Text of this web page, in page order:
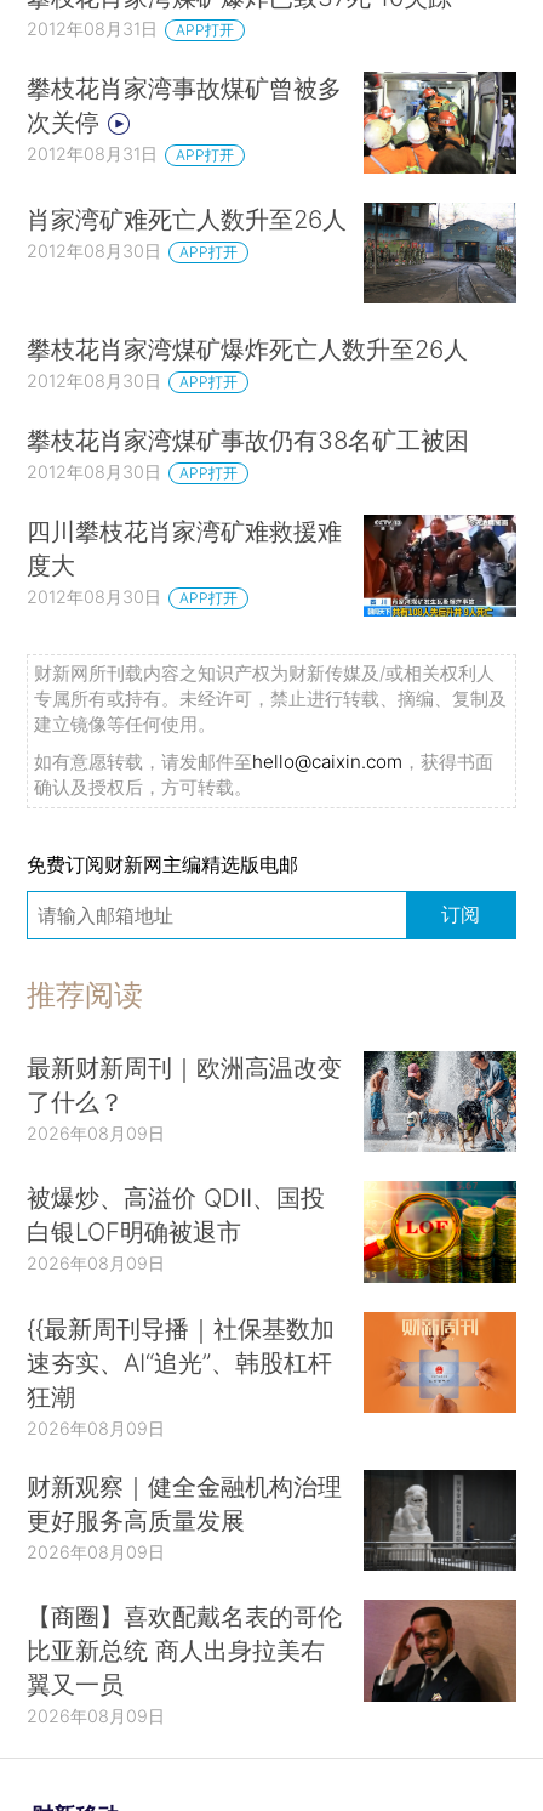
2012年08月31日 APP打开
攀枝花肖家湾事故煤矿曾被多
次关停
2012年08月31日 APP打开
肖家湾矿难死亡人数升至26人
2012年08月30日 APP打开
攀枝花肖家湾煤矿爆炸死亡人数升至26人
2012年08月30日 APP打开
攀枝花肖家湾煤矿事故仍有38名矿工被困
2012年08月30日 APP打开
四川攀枝花肖家湾矿难救援难
度大
2012年08月30日 APP打开
财新网所刊载内容之知识产权为财新传媒及/或相关权利人
专属所有或持有。未经许可，禁止进行转载、摘编、复制及
建立镜像等任何使用。
如有意愿转载，请发邮件至hello@caixin.com ，获得书面
确认及授权后，方可转载。
免费订阅财新网主编精选版电邮
订阅
推荐阅读
最新财新周刊｜欧洲高温改变
了什么？
2026年08月09日
被爆炒、高溢价 QDII、国投
白银LOF明确被退市
2026年08月09日
{{最新周刊导播｜社保基数加
速夯实、AI“追光”、韩股杠杆
狂潮
2026年08月09日
财新观察｜健全金融机构治理
更好服务高质量发展
2026年08月09日
【商圈】喜欢配戴名表的哥伦
比亚新总统 商人出身拉美右
翼又一员
2026年08月09日